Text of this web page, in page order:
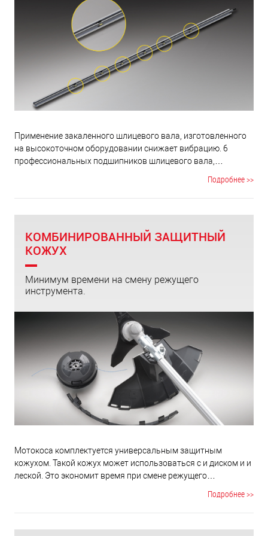
карбюратор для надежного старта.
Применение закаленного шлицевого вала, изготовленного
на высокоточном оборудовании снижает вибрацию. 6
профессиональных подшипников шлицевого вала,
Подробнее >>
КОМБИНИРОВАННЫЙ ЗАЩИТНЫЙ
КОЖУХ
Минимум времени на смену режущего
инструмента.
Мотокоса комплектуется универсальным защитным
кожухом. Такой кожух может использоваться с и диском и и
леской. Это экономит время при смене режущего
Подробнее >>